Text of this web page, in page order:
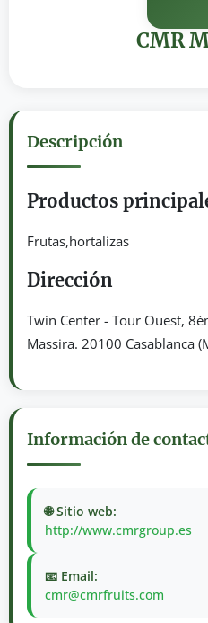
CMR
Descripción
Productos
Frutas,hortalizas
Dirección
Twin Center - Tour Ouest,
Massira. 20100 Casablanca
Información de
🌐 Sitio web:
http://www.cmrgroup.es
📧 Email:
cmr@cmrfruits.com